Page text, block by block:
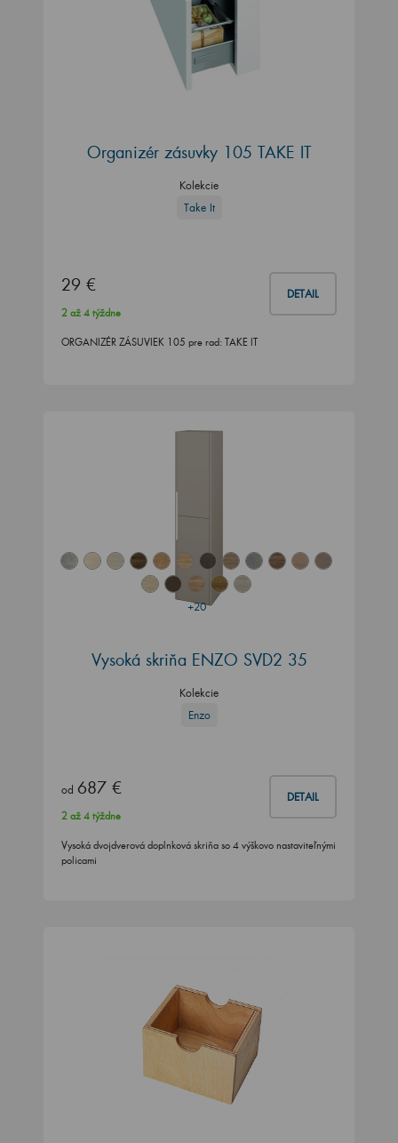
Organizér zásuvky 105 TAKE IT
Kolekcie
Take It
29 € DETAIL
2 až 4 týždne
ORGANIZÉR ZÁSUVIEK 105 pre rad: TAKE IT
+20
Vysoká skriňa ENZO SVD2 35
Kolekcie
Enzo
od 687 € DETAIL
2 až 4 týždne
Vysoká dvojdverová doplnková skriňa so 4 výškovo nastaviteľnými
policami